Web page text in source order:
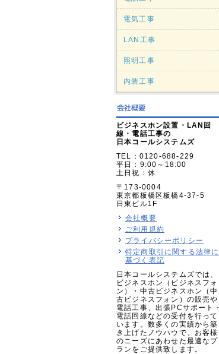
電気工事
LAN工事
照明工事
内装工事
ビジネスホン設置・LAN回
線・電話工事の
日本コールシステムズ
TEL：0120-688-229
平日：9:00～18:00
土日祝：休
〒173-0004
東京都板橋区板橋4-37-5
日東ビル1F
会社概要
ご利用規約
プライバシーポリシー
特定商取引に関する法律に
基づく表記
日本コールシステムズでは、
ビジネスホン（ビジネスフォ
ン）・中古ビジネスホン（中
古ビジネスフォン）の販売や
電話工事、出張PCサポート・
電話回線などの受付を行って
います。数多くの実績から築
き上げたノウハウで、お客様
のニーズにあわせた最適なプ
ランをご提供致します。